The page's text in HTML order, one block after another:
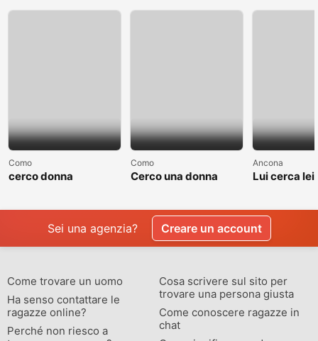
Como
cerco donna
Como
Cerco una donna
Ancona
Lui cerca lei
Sei una agenzia? Creare un account
Come trovare un uomo
Ha senso contattare le
ragazze online?
Perché non riesco a
Cosa scrivere sul sito per
trovare una persona giusta
Come conoscere ragazze in
chat